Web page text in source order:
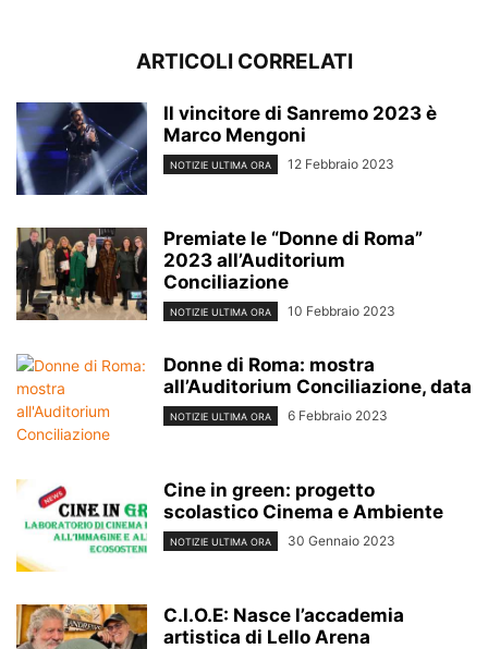
ARTICOLI CORRELATI
Il vincitore di Sanremo 2023 è
Marco Mengoni
NOTIZIE ULTIMA ORA 12 Febbraio 2023
Premiate le “Donne di Roma”
2023 all’Auditorium
Conciliazione
NOTIZIE ULTIMA ORA 10 Febbraio 2023
Donne di Roma: mostra
all’Auditorium Conciliazione, data
NOTIZIE ULTIMA ORA 6 Febbraio 2023
Cine in green: progetto
scolastico Cinema e Ambiente
NOTIZIE ULTIMA ORA 30 Gennaio 2023
C.I.O.E: Nasce l’accademia
artistica di Lello Arena